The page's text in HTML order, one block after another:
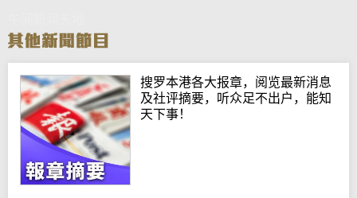
搜罗本港各大报章，阅览最新消息
及社评摘要，听众足不出户，能知
天下事！